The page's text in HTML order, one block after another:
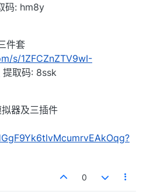
码: hm8y
件套
s/1ZFCZnZTV9wI-
提取码: 8ssk
器及三插件
0